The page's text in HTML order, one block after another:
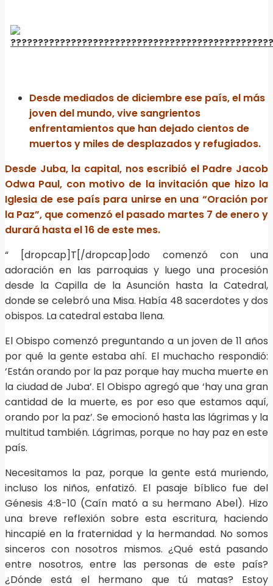
Desde mediados de diciembre ese país, el más
joven del mundo, vive sangrientos
enfrentamientos que han dejado cientos de
muertos y miles de desplazados y refugiados.
Desde Juba, la capital, nos escribió el Padre Jacob
Odwa Paul, con motivo de la invitación que hizo la
Iglesia de ese país para unirse en una “Oración por
la Paz”, que comenzó el pasado martes 7 de enero y
durará hasta el 16 de este mes.
“ [dropcap]T[/dropcap]odo comenzó con una
adoración en las parroquias y luego una procesión
desde la Capilla de la Asunción hasta la Catedral,
donde se celebró una Misa. Había 48 sacerdotes y dos
obispos. La catedral estaba llena.
El Obispo comenzó preguntando a un joven de 11 años
por qué la gente estaba ahí. El muchacho respondió:
‘Están orando por la paz porque hay mucha muerte en
la ciudad de Juba’. El Obispo agregó que ‘hay una gran
cantidad de la muerte, es por eso que estamos aquí,
orando por la paz’. Se emocionó hasta las lágrimas y la
multitud también. Lágrimas, porque no hay paz en este
país.
Necesitamos la paz, porque la gente está muriendo,
incluso los niños, enfatizó. El pasaje bíblico fue del
Génesis 4:8-10 (Caín mató a su hermano Abel). Hizo
una breve reflexión sobre esta escritura, haciendo
hincapié en la fraternidad y la hermandad. No somos
sinceros con nosotros mismos. ¿Qué está pasando
entre nosotros, entre las personas de este país?
¿Dónde está el hermano que tú matas? Estoy